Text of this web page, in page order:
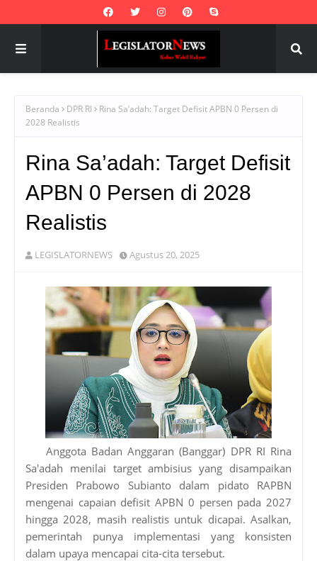
Beranda DPR RI
Rina Sa’adah: Target Defisit APBN 0 Persen di
2028 Realistis
Rina Sa’adah: Target Defisit
APBN 0 Persen di 2028
Realistis
LEGISLATORNEWS Agustus 20, 2025
Anggota Badan Anggaran (Banggar) DPR RI Rina
Sa'adah menilai target ambisius yang disampaikan
Presiden Prabowo Subianto dalam pidato RAPBN
mengenai capaian defisit APBN 0 persen pada 2027
hingga 2028, masih realistis untuk dicapai. Asalkan,
pemerintah punya implementasi yang konsisten
dalam upaya mencapai cita-cita tersebut.